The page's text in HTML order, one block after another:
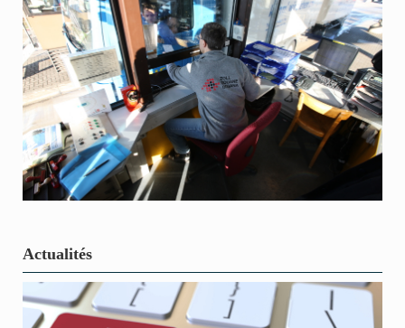
Actualités